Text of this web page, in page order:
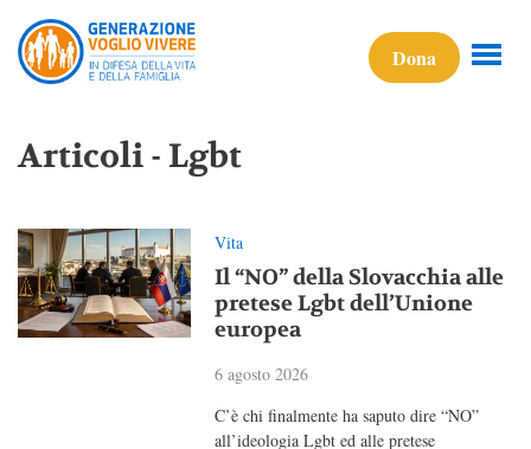
Dona
Articoli - Lgbt
Vita
Il “NO” della Slovacchia alle
pretese Lgbt dell’Unione
europea
6 agosto 2026
C’è chi finalmente ha saputo dire “NO”
all’ideologia Lgbt ed alle pretese